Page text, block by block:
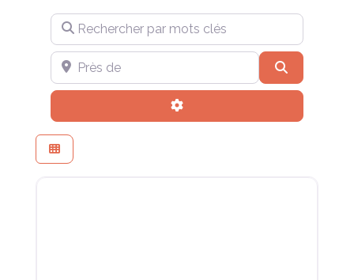
Rechercher par mots clés
Près de
Advanced Filters